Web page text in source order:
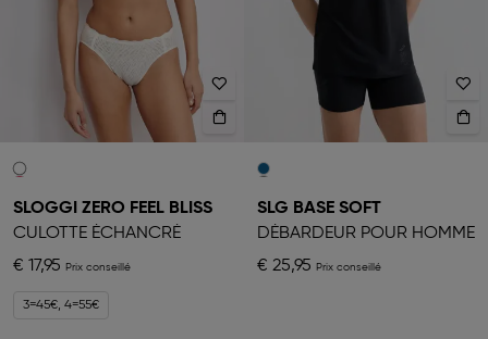
SLOGGI ZERO FEEL BLISS
CULOTTE ÉCHANCRÉ
€ 17,95
3=45€, 4=55€
SLG BASE SOFT
DÉBARDEUR POUR HOMME
€ 25,95